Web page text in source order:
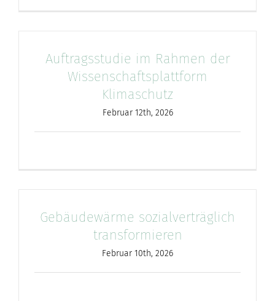
Auftragsstudie im Rahmen der
Wissenschaftsplattform
Klimaschutz
Februar 12th, 2026
Gebäudewärme sozialverträglich
transformieren
Februar 10th, 2026